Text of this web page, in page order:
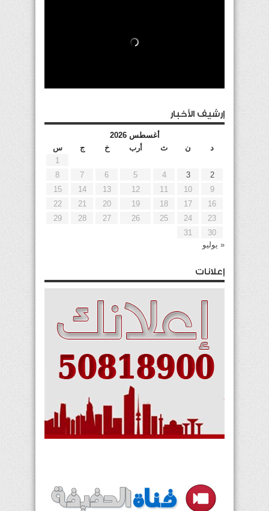
إرشيف الأخبار
أغسطس 2026
د
ن ث أرب خ ج
س
1
2
3
4
5
6
7
8
9
10
11
12
13
14
15
16
17
18
19
20
21
22
23
24
25
26
27
28
29
30
31
« يوليو
إعلانات